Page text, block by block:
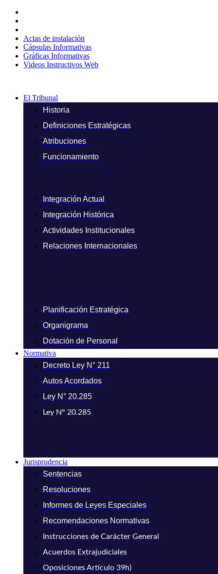
contenido
Actas de instalación
Cápsulas Informativas
Gráficas Informativas
Videos Instructivos Web
El Tribunal
Historia
Definiciones Estratégicas
Atribuciones
Funcionamiento
Integración Actual
Integración Histórica
Actividades Institucionales
Relaciones Internacionales
Planificación Estratégica
Organigrama
Dotación de Personal
Normativa
Decreto Ley N° 211
Autos Acordados
Ley N° 20.285
Ley N° 20.285
Jurisprudencia
Sentencias
Resoluciones
Informes de Leyes Especiales
Recomendaciones Normativas
Instrucciones de Carácter General
Acuerdos Extrajudiciales
Oposiciones Artículo 39h)